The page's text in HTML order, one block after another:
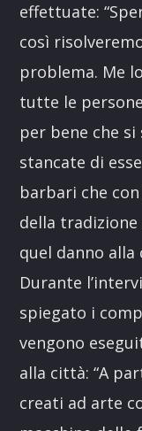
effettuate: “S
così
problema. Me
tutte le
per bene che si
stancate di
barbari che
della
quel danno alla
Durante
spiegato i
vengono
alla città: “A
creati ad arte